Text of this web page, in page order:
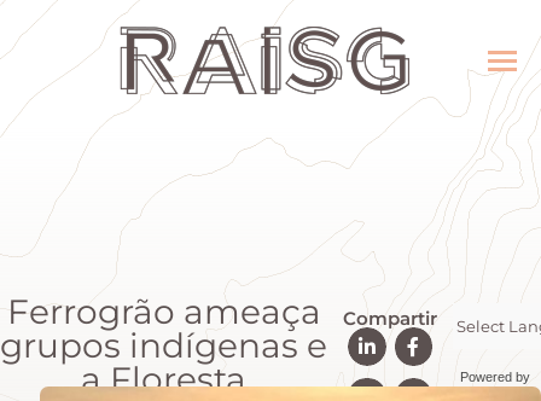
Ferrogrão ameaça
grupos indígenas e
a Floresta
Compartir
Powered by